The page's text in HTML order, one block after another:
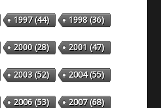
1997(44) 1998(36)
2000(28) 2001 (47)
2003(52) 2004(55)
2006(53) 2007(68)